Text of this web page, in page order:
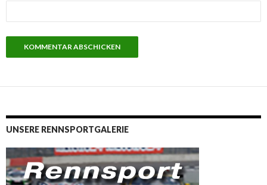
UNSERE RENNSPORTGALERIE